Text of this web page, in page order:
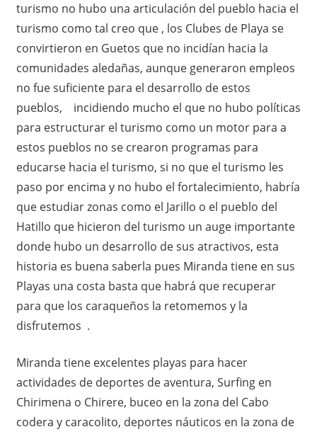
turismo no hubo una articulación del pueblo hacia el
turismo como tal creo que , los Clubes de Playa se
convirtieron en Guetos que no incidían hacia la
comunidades aledañas, aunque generaron empleos
no fue suficiente para el desarrollo de estos
pueblos, incidiendo mucho el que no hubo políticas
para estructurar el turismo como un motor para a
estos pueblos no se crearon programas para
educarse hacia el turismo, si no que el turismo les
paso por encima y no hubo el fortalecimiento, habría
que estudiar zonas como el Jarillo o el pueblo del
Hatillo que hicieron del turismo un auge importante
donde hubo un desarrollo de sus atractivos, esta
historia es buena saberla pues Miranda tiene en sus
Playas una costa basta que habrá que recuperar
para que los caraqueños la retomemos y la
disfrutemos .
Miranda tiene excelentes playas para hacer
actividades de deportes de aventura, Surfing en
Chirimena o Chirere, buceo en la zona del Cabo
codera y caracolito, deportes náuticos en la zona de